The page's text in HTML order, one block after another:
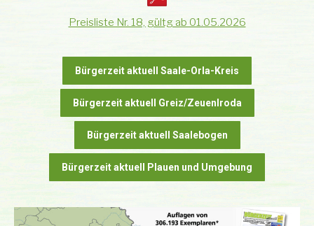
Preisliste Nr. 18, gültg ab 01.05.2026
Bürgerzeit aktuell Saale-Orla-Kreis
Bürgerzeit aktuell Greiz/Zeuenlroda
Bürgerzeit aktuell Saalebogen
Bürgerzeit aktuell Plauen und Umgebung